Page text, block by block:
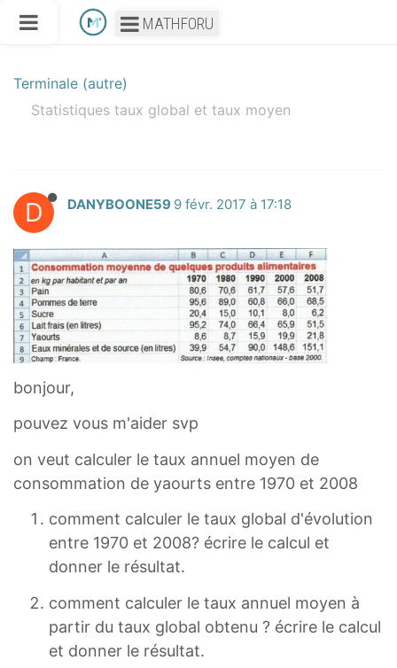
MATHFORU
Terminale (autre)
Statistiques taux global et taux moyen
D DANYBOONE59 9 févr. 2017 à 17:18
bonjour,
pouvez vous m'aider svp
on veut calculer le taux annuel moyen de
consommation de yaourts entre 1970 et 2008
comment calculer le taux global d'évolution
entre 1970 et 2008? écrire le calcul et
donner le résultat.
comment calculer le taux annuel moyen à
partir du taux global obtenu ? écrire le calcul
et donner le résultat.